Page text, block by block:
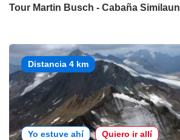
Tour Martin Busch - Cabaña Similaun
Distancia 4 km
Yo estuve ahí Quiero ir allí